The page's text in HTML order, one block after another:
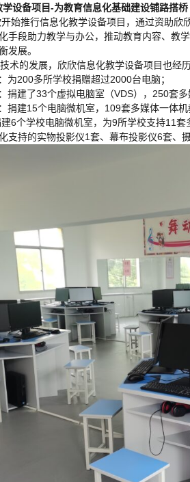
设备项目-为教育信息化基础建设铺路搭桥
始推行信息化教学设备项目，通过资助欣
手段助力教学与办公，推动教育内容、教
发展。
术的发展，欣欣信息化教学设备项目也经
为200多所学校捐赠超过2000台电脑；
捐建了33个虚拟电脑室（VDS），250套多
捐建15个电脑微机室，109套多媒体一体机
6个学校电脑微机室，为9所学校支持11
支持的实物投影仪1套、幕布投影仪6套、